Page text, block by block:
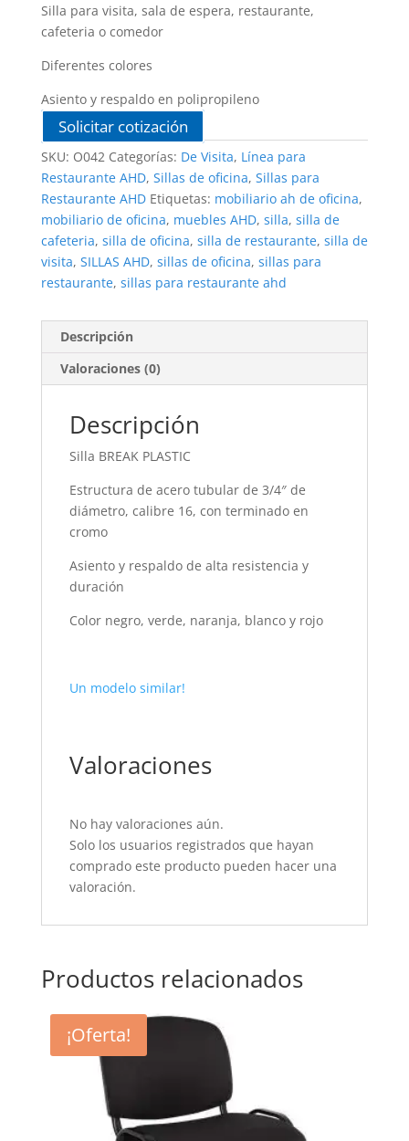
Silla para visita, sala de espera, restaurante,
cafeteria o comedor
Diferentes colores
Asiento y respaldo en polipropileno
Solicitar cotización
SKU: O042 Categorías: De Visita, Línea para
Restaurante AHD, Sillas de oficina, Sillas para
Restaurante AHD Etiquetas: mobiliario ah de oficina,
mobiliario de oficina, muebles AHD, silla, silla de
cafeteria, silla de oficina, silla de restaurante, silla de
visita, SILLAS AHD, sillas de oficina, sillas para
restaurante, sillas para restaurante ahd
Descripción
Valoraciones (0)
Descripción
Silla BREAK PLASTIC
Estructura de acero tubular de 3/4″ de
diámetro, calibre 16, con terminado en
cromo
Asiento y respaldo de alta resistencia y
duración
Color negro, verde, naranja, blanco y rojo
Un modelo similar!
Valoraciones
No hay valoraciones aún.
Solo los usuarios registrados que hayan
comprado este producto pueden hacer una
valoración.
Productos relacionados
¡Oferta!